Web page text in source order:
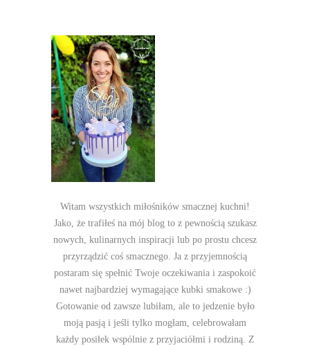
Witam wszystkich miłośników smacznej kuchni!
Jako, że trafiłeś na mój blog to z pewnością szukasz
nowych, kulinarnych inspiracji lub po prostu chcesz
przyrządzić coś smacznego. Ja z przyjemnością
postaram się spełnić Twoje oczekiwania i zaspokoić
nawet najbardziej wymagające kubki smakowe :)
Gotowanie od zawsze lubiłam, ale to jedzenie było
moją pasją i jeśli tylko mogłam, celebrowałam
każdy posiłek wspólnie z przyjaciółmi i rodziną. Z